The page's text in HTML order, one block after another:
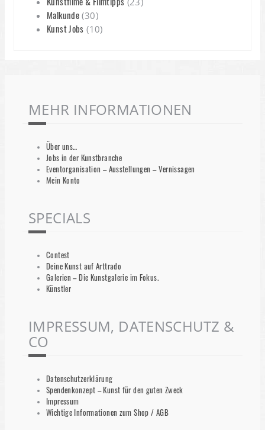
Malkunde (30)
Kunst Jobs (10)
MEHR INFORMATIONEN
Über uns…
Jobs in der Kunstbranche
Eventorganisation – Ausstellungen – Vernissagen
Mein Konto
SPECIALS
Contest
Deine Kunst auf Arttrado
Galerien – Die Kunstgalerie im Fokus.
Künstler
IMPRESSUM, DATENSCHUTZ &
CO
Datenschutzerklärung
Spendenkonzept – Kunst für den guten Zweck
Impressum
Wichtige Informationen zum Shop / AGB